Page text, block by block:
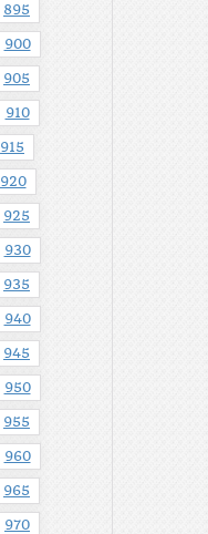
895
900
905
910
915
920
925
930
935
940
945
950
955
960
965
970